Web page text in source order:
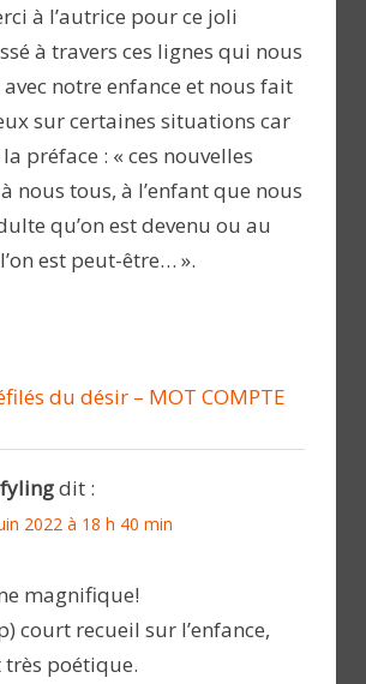
à l’autrice pour ce joli
à travers ces lignes qui nous
notre enfance et nous fait
sur certaines situations car
préface : « ces nouvelles
nous tous, à l’enfant que nous
qu’on est devenu ou au
est peut-être… ».
du désir – MOT COMPTE
dit :
2022 à 18 h 40 min
magnifique!
court recueil sur l’enfance,
très poétique.